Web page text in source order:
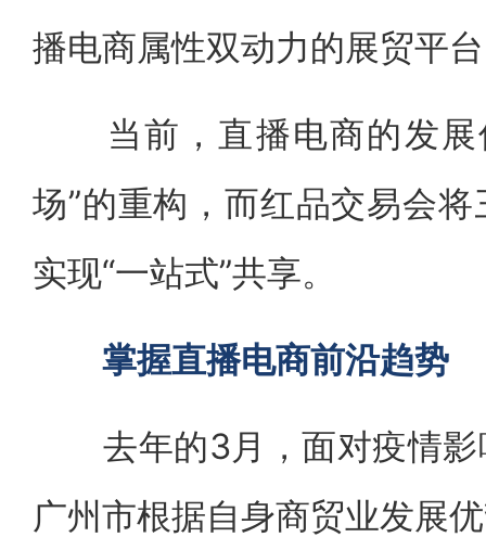
播电商属性双动力的展贸平
当前，直播电商的发展
场”的重构，而红品交易会
实现“一站式”共享。
掌握直播电商前沿趋势
去年的3月，面对疫情影
广州市根据自身商贸业发展